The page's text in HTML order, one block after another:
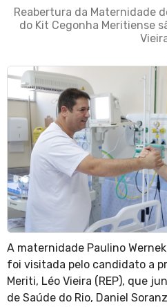
Reabertura da Maternidade
do Kit Cegonha Meritiense
A maternidade Paulino
foi visitada pelo candidato a
Meriti, Léo Vieira (REP), que
de Saúde do Rio, Daniel